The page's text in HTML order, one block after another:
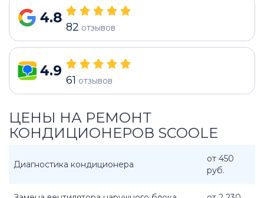
4.8
82 отзывов
4.9
61 отзывов
ЦЕНЫ НА РЕМОНТ
КОНДИЦИОНЕРОВ SCOOLE
Диагностика кондиционера
от 450
руб.